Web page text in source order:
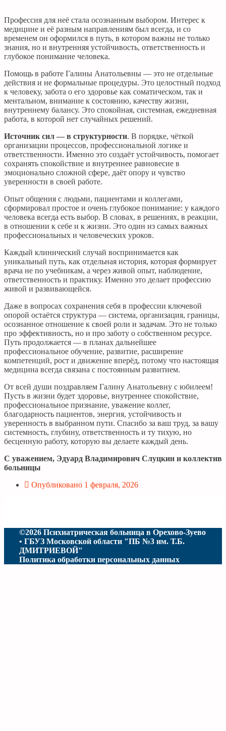
Профессия для неё стала осознанным выбором. Интерес к
медицине и её разным направлениям был всегда, и со
временем он оформился в путь, в котором важны не только
знания, но и внутренняя устойчивость, ответственность и
глубокое понимание человека.
Помощь в работе Галины Анатольевны — это не отдельные
действия и не формальные процедуры. Это целостный подход
к человеку, забота о его здоровье как соматическом, так и
ментальном, внимание к состоянию, качеству жизни,
внутреннему балансу. Это спокойная, системная, ежедневная
работа, в которой нет случайных решений.
Источник сил — в структурности. В порядке, чёткой
организации процессов, профессиональной логике и
ответственности. Именно это создаёт устойчивость, помогает
сохранять спокойствие и внутреннее равновесие в
эмоционально сложной сфере, даёт опору и чувство
уверенности в своей работе.
Опыт общения с людьми, пациентами и коллегами,
сформировал простое и очень глубокое понимание: у каждого
человека всегда есть выбор. В словах, в решениях, в реакции,
в отношении к себе и к жизни. Это один из самых важных
профессиональных и человеческих уроков.
Каждый клинический случай воспринимается как
уникальный путь, как отдельная история, которая формирует
врача не по учебникам, а через живой опыт, наблюдение,
ответственность и практику. Именно это делает профессию
живой и развивающейся.
Даже в вопросах сохранения себя в профессии ключевой
опорой остаётся структура — система, организация, границы,
осознанное отношение к своей роли и задачам. Это не только
про эффективность, но и про заботу о собственном ресурсе.
Путь продолжается — в планах дальнейшее
профессиональное обучение, развитие, расширение
компетенций, рост и движение вперёд, потому что настоящая
медицина всегда связана с постоянным развитием.
От всей души поздравляем Галину Анатольевну с юбилеем!
Пусть в жизни будет здоровье, внутреннее спокойствие,
профессиональное признание, уважение коллег,
благодарность пациентов, энергия, устойчивость и
уверенность в выбранном пути. Спасибо за ваш труд, за вашу
системность, глубину, ответственность и ту тихую, но
бесценную работу, которую вы делаете каждый день.
С уважением, Эдуард Владимирович Слуцкин и коллектив
больницы
Опубликовано 1 февраля, 2026
©2026 Психиатрическая больница в Орехово-Зуево
• ГБУЗ Московской области "ПБ №3 им. Т.Б.
ДМИТРИЕВОЙ"
Политика обработки персональных данных